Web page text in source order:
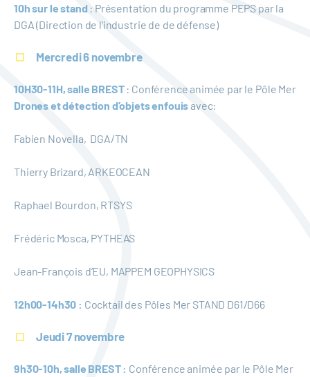
10h sur le stand : Présentation du programme PEPS par la
DGA (Direction de l'industrie de de défense)
Mercredi 6 novembre
10H30-11H, salle BREST: Conférence animée par le Pôle Mer
Drones et détection d’objets enfouisavec:
Fabien Novella, DGA/TN
Thierry Brizard, ARKEOCEAN
Raphael Bourdon, RTSYS
Frédéric Mosca, PYTHEAS
Jean-François d’EU, MAPPEM GEOPHYSICS
12h00-14h30 : Cocktail des Pôles Mer STAND D61/D66
Jeudi 7 novembre
9h30-10h, salle BREST : Conférence animée par le Pôle Mer